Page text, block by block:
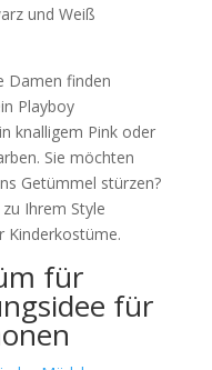
und Weiß
Damen finden
Playboy
knalligem Pink oder
Sie möchten
Getümmel stürzen?
Ihrem Style
Kinderkostüme.
für
für